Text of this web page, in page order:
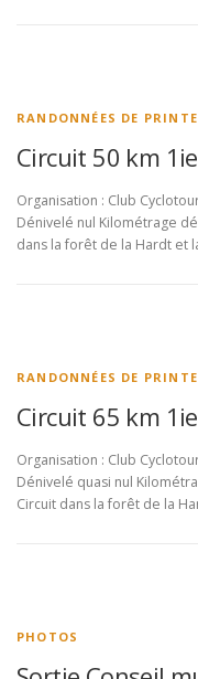
RANDONNÉES DE
Circuit 50 km
Organisation : Club
Dénivelé nul Kilométrage
dans la forêt de la Hardt et
RANDONNÉES DE
Circuit 65 km
Organisation : Club
Dénivelé quasi nul
Circuit dans la forêt de la
PHOTOS